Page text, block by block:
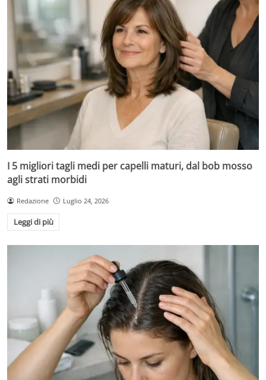
I 5 migliori tagli medi per capelli maturi, dal bob mosso
agli strati morbidi
Redazione Luglio 24, 2026
Leggi di più